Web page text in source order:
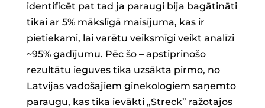
identificēt pat tad ja paraugi bija bagātināti
tikai ar 5% mākslīgā maisījuma, kas ir
pietiekami, lai varētu veiksmīgi veikt analīzi
~95% gadījumu. Pēc šo – apstiprinošo
rezultātu ieguves tika uzsākta pirmo, no
Latvijas vadošajiem ginekologiem saņemto
paraugu, kas tika ievākti „Streck” ražotajos